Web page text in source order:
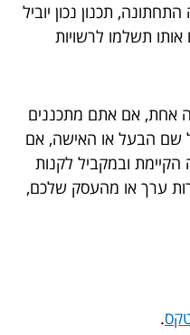
תכנון נכון יוביל
אותו תשלמו לרשויות
אחת, אם אתם מתכננים
שם הבעל או האישה, אם
ובמקביל לקנות
ערך או מהעסק שלכם,
.